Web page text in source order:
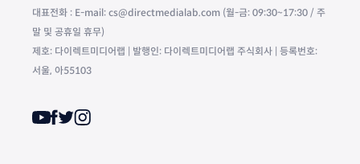
대표전화 : E-mail: cs@directmedialab.com (월-금: 09:30~17:30 / 주
말 및 공휴일 휴무)
제호: 다이렉트미디어랩 | 발행인: 다이렉트미디어랩 주식회사 | 등록번호:
서울, 아55103